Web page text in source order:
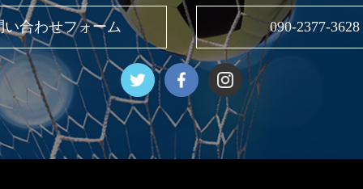
い合わせフォーム 090-2377-3628